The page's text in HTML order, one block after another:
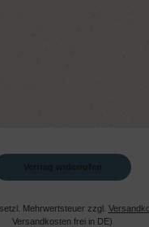
Vertrag widerrufen
Mehrwertsteuer zzgl.
Versandkosten frei in DE)